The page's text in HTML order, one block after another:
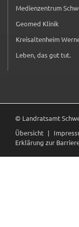
Medienzentrum
(externer Link, öffnet
Geomed Klinik
(externer Link, öffnet
Kreisaltenheim
(externer Link, öffnet
Leben, das gut tut.
(externer Link, öffnet
© Landratsamt
Übersicht
Erklärung zur